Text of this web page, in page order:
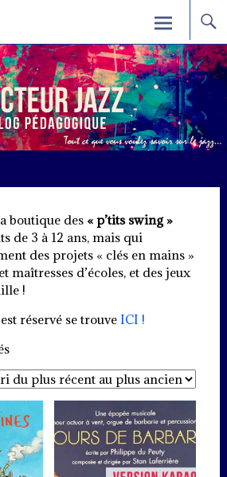
boutique des « p’tits swing »
de 3 à 12 ans, mais qui
des projets « clés en mains »
maîtresses d’écoles, et des jeux
!
réservé se trouve ICI !
Trié
du
plus
récent
au
plus
ancien